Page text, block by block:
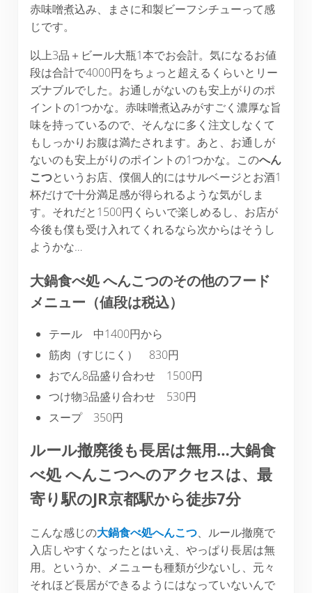
赤味噌煮込み、まさに和製ビーフシチューって感
じです。
以上3品＋ビール大瓶1本でお会計。気になるお値
段は合計で4000円をちょっと超えるくらいとリー
ズナブルでした。お通しがないのも安上がりのポ
イントの1つかな。赤味噌煮込みがすごく濃厚な旨
味を持っているので、そんなに多く注文しなくて
もしっかりお腹は満たされます。あと、お通しが
ないのも安上がりのポイントの1つかな。このへん
こつというお店、僕個人的にはサルベージとお酒1
杯だけで十分満足感が得られるような気がしま
す。それだと1500円くらいで楽しめるし、お店が
今後も僕も受け入れてくれるなら次からはそうし
ようかな…
大鍋食べ処 へんこつのその他のフード
メニュー（値段は税込）
テール 中1400円から
筋肉（すじにく） 830円
おでん8品盛り合わせ 1500円
つけ物3品盛り合わせ 530円
スープ 350円
ルール撤廃後も長居は無用…大鍋食
べ処 へんこつへのアクセスは、最
寄り駅のJR京都駅から徒歩7分
こんな感じの大鍋食べ処へんこつ、ルール撤廃で
入店しやすくなったとはいえ、やっぱり長居は無
用。というか、メニューも種類が少ないし、元々
それほど長居ができるようにはなっていないんで